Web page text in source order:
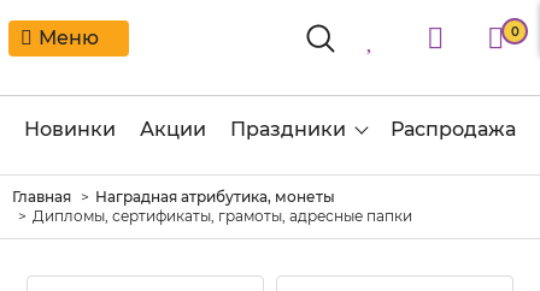
Меню 0
Новинки Акции Праздники Распродажа
Главная
Наградная атрибутика, монеты
Дипломы, сертификаты, грамоты, адресные папки